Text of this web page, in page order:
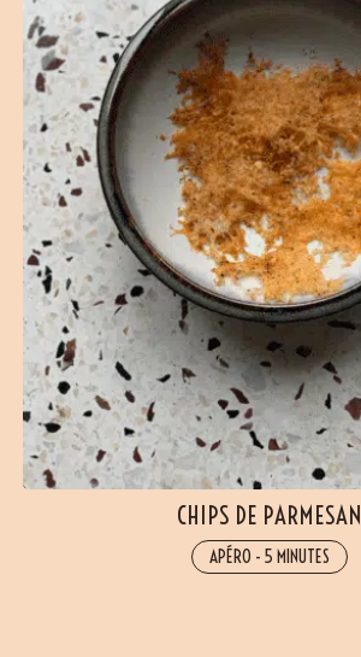
CHIPS DE PARMESAN
APÉRO - 5 MINUTES